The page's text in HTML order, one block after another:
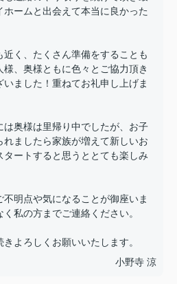
ホームと出会えて本当に良かった
近く、たくさん準備をすることも
様、奥様ともに色々とご協力頂き
いました！重ねてお礼申し上げま
は奥様は里帰り中でしたが、お子
れましたら家族が増えて新しいお
タートすると思うととても楽しみ
不明点や気になることが御座いま
く私の方までご連絡ください。
よろしくお願いいたします。
小野寺 涼